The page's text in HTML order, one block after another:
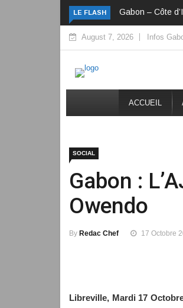
LE FLASH Gabon – Côte
August 7, 2026 Infos
ACCUEIL
SOCIAL
Gabon :
Owendo
By Redac Chef 17 Octobre
Libreville, Mardi 17